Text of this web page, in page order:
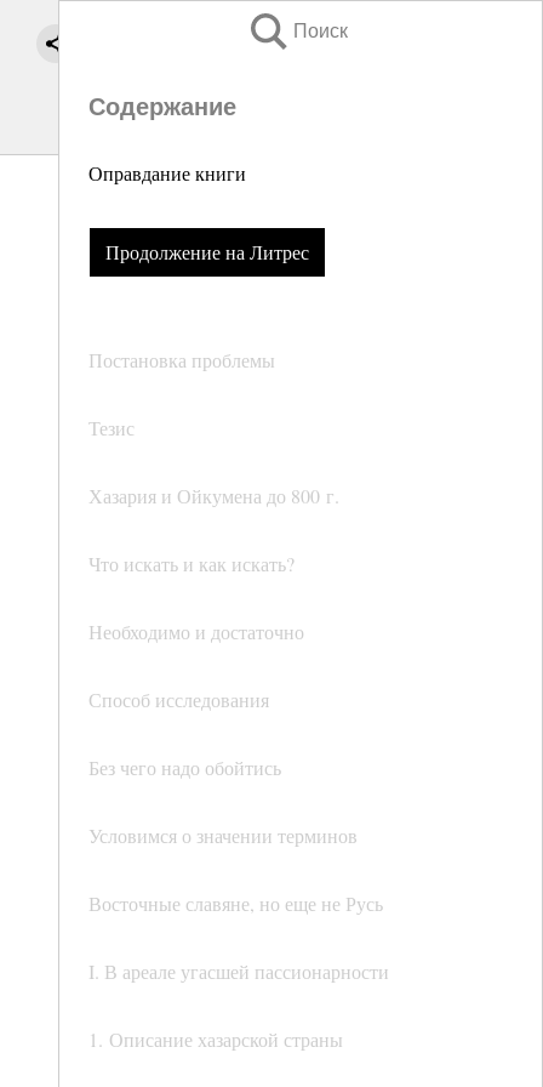
Поиск
Содержание
Оправдание книги
Продолжение на Литрес
Постановка проблемы
Тезис
Хазария и Ойкумена до 800 г.
Что искать и как искать?
Необходимо и достаточно
Способ исследования
Без чего надо обойтись
Условимся о значении терминов
Восточные славяне, но еще не Русь
I. В ареале угасшей пассионарности
1. Описание хазарской страны